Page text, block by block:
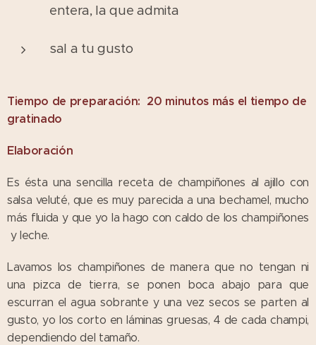
entera, la que admita
sal a tu gusto
Tiempo de preparación: 20 minutos más el tiempo de
gratinado
Elaboración
Es ésta una sencilla receta de champiñones al ajillo con
salsa veluté, que es muy parecida a una bechamel, mucho
más fluida y que yo la hago con caldo de los champiñones
y leche.
Lavamos los champiñones de manera que no tengan ni
una pizca de tierra, se ponen boca abajo para que
escurran el agua sobrante y una vez secos se parten al
gusto, yo los corto en láminas gruesas, 4 de cada champi,
dependiendo del tamaño.